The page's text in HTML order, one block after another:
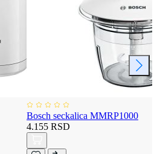
Bosch seckalica MMRP1000
4.155 RSD